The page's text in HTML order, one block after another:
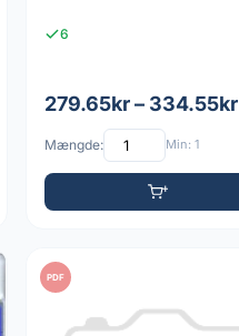
6
279.65kr – 334.55kr
Mængde: Min: 1
PDF